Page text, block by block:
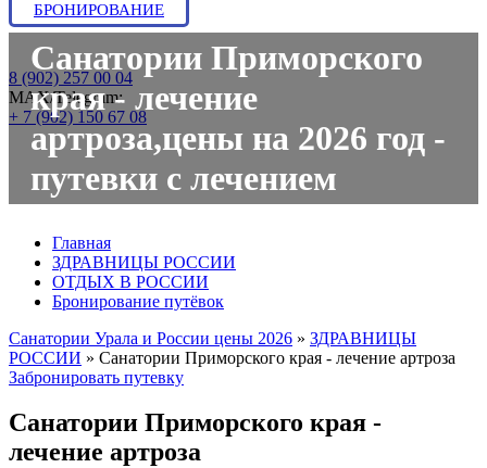
БРОНИРОВАНИЕ
8 (902) 257 00 04
МАХ/Telegram:
+ 7 (902) 150 67 08
Санатории Приморского
края - лечение
артроза,цены на 2026 год -
путевки с лечением
Главная
ЗДРАВНИЦЫ РОССИИ
ОТДЫХ В РОССИИ
Бронирование путёвок
Санатории Урала и России цены 2026 » ЗДРАВНИЦЫ
РОССИИ » Санатории Приморского края - лечение артроза
Забронировать путевку
Санатории Приморского края -
лечение артроза